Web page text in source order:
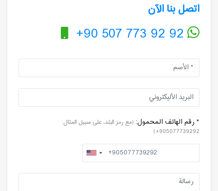
اتصل بنا الآن
+90 507 773 92 92
* رقم الهاتف المحمول: (مع رمز البلد، على سبيل المثال:
905077739292+)